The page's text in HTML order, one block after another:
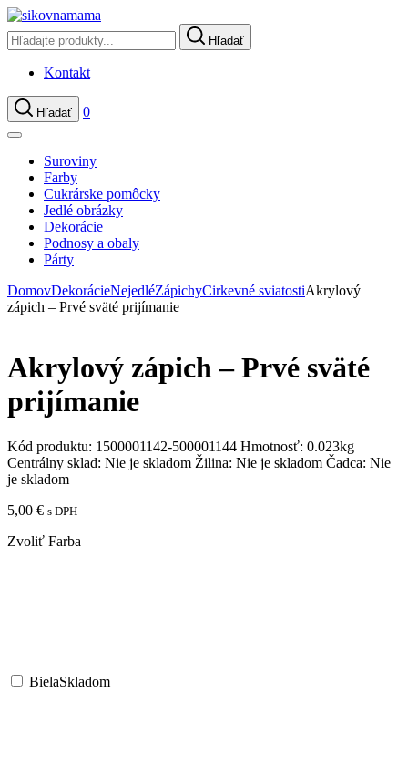
Hľadať
Kontakt
Hľadať 0
Suroviny
Farby
Cukrárske pomôcky
Jedlé obrázky
Dekorácie
Podnosy a obaly
Párty
DomovDekorácieNejedléZápichyCirkevné sviatostiAkrylový
zápich – Prvé sväté prijímanie
Akrylový zápich – Prvé sväté
prijímanie
Kód produktu: 1500001142-500001144 Hmotnosť: 0.023kg
Centrálny sklad: Nie je skladom Žilina: Nie je skladom Čadca: Nie
je skladom
5,00 € s DPH
Zvoliť Farba
BielaSkladom